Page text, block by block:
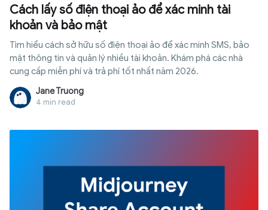
Cách lấy số điện thoại ảo để xác minh tài
khoản và bảo mật
Tìm hiểu cách sở hữu số điện thoại ảo để xác minh SMS, bảo
mật thông tin và quản lý nhiều tài khoản. Khám phá các nhà
cung cấp miễn phí và trả phí tốt nhất năm 2026.
Jane Truong
4 min read